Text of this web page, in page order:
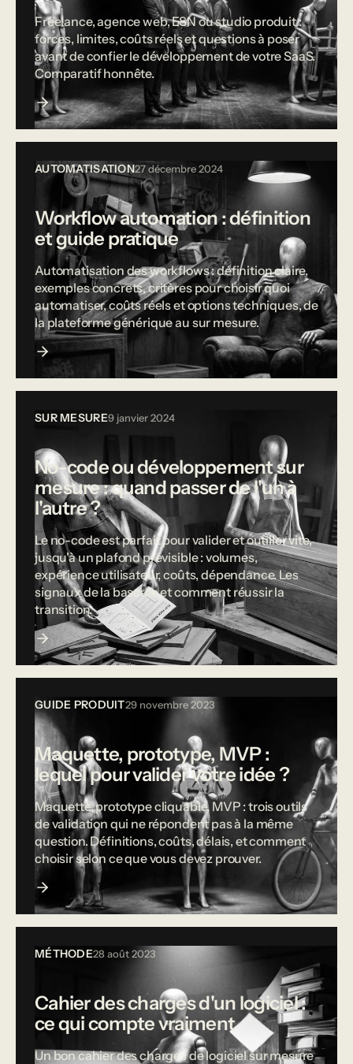
Freelance, agence web, ESN ou studio produit :
forces, limites, coûts réels et questions à poser
avant de confier le développement de votre SaaS.
Comparatif honnête.
AUTOMATISATION27 décembre 2024
Workflow automation : définition
et guide pratique
Automatisation des workflows : définition claire,
exemples concrets, critères pour choisir quoi
automatiser, coûts réels et options techniques, de
la plateforme générique au sur mesure.
SUR MESURE9 janvier 2024
No-code ou développement sur
mesure : quand passer de l'un à
l'autre ?
Le no-code est parfait pour valider et outiller vite,
jusqu'à un plafond prévisible : volumes,
expérience utilisateur, coûts, dépendance. Les
signaux de la bascule et comment réussir la
transition.
GUIDE PRODUIT29 novembre 2023
Maquette, prototype, MVP :
lequel pour valider votre idée ?
Maquette, prototype cliquable, MVP : trois outils
de validation qui ne répondent pas à la même
question. Définitions, coûts, délais, et comment
choisir selon ce que vous devez prouver.
MÉTHODE28 août 2023
Cahier des charges d'un logiciel :
ce qui compte vraiment
Un bon cahier des charges de logiciel sur mesure